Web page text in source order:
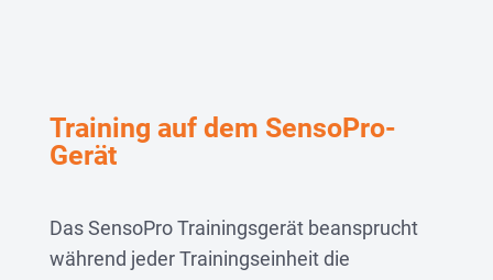
Training auf dem SensoPro-
Gerät
Das SensoPro Trainingsgerät beansprucht
während jeder Trainingseinheit die